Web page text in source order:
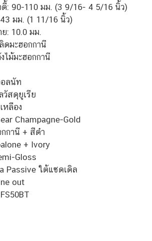
ดี้: 90-110 มม. (3 9/16- 4 5/16 นิ้ว)
มม. (1 11/16 นิ้ว)
ย: 10.0 มม.
ดมะฮอกกานี
ไม้มะฮอกกานี
อลนัท
สดุยูเรีย
หลือง
Champagne-Gold
กานี + สีดำ
+ Ivory
Gloss
Passive ใต้แซดเดิล
out